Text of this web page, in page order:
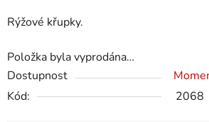
Rýžové křupky.
Položka byla vyprodána…
Dostupnost
Kód:
2068